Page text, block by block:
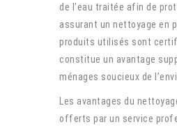
de l’eau traitée afin de
assurant un nettoyage en
produits utilisés sont
constitue un avantage
ménages soucieux de
Les avantages du
offerts par un service